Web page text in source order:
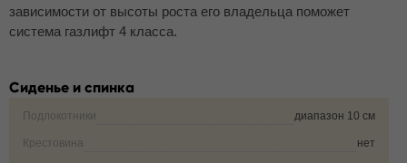
зависимости от высоты роста его владельца поможет
система газлифт 4 класса.
Сиденье и спинка
Подлокотники диапазон 10 см
Крестовина нет